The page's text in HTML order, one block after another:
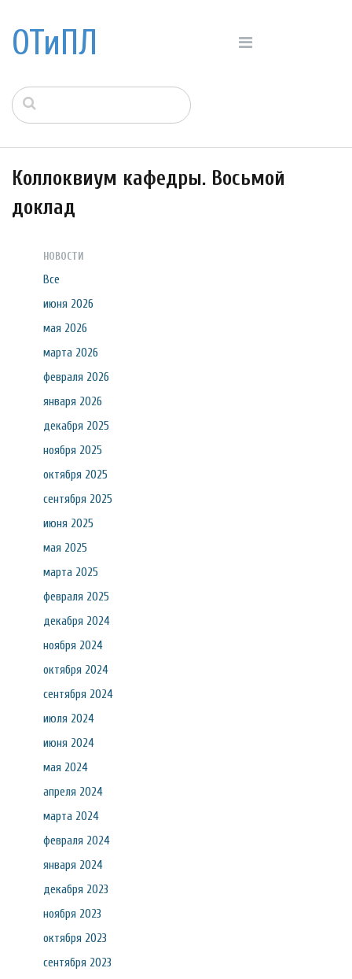
ОТиПЛ
Коллоквиум кафедры. Восьмой
доклад
НОВОСТИ
Все
июня 2026
мая 2026
марта 2026
февраля 2026
января 2026
декабря 2025
ноября 2025
октября 2025
сентября 2025
июня 2025
мая 2025
марта 2025
февраля 2025
декабря 2024
ноября 2024
октября 2024
сентября 2024
июля 2024
июня 2024
мая 2024
апреля 2024
марта 2024
февраля 2024
января 2024
декабря 2023
ноября 2023
октября 2023
сентября 2023